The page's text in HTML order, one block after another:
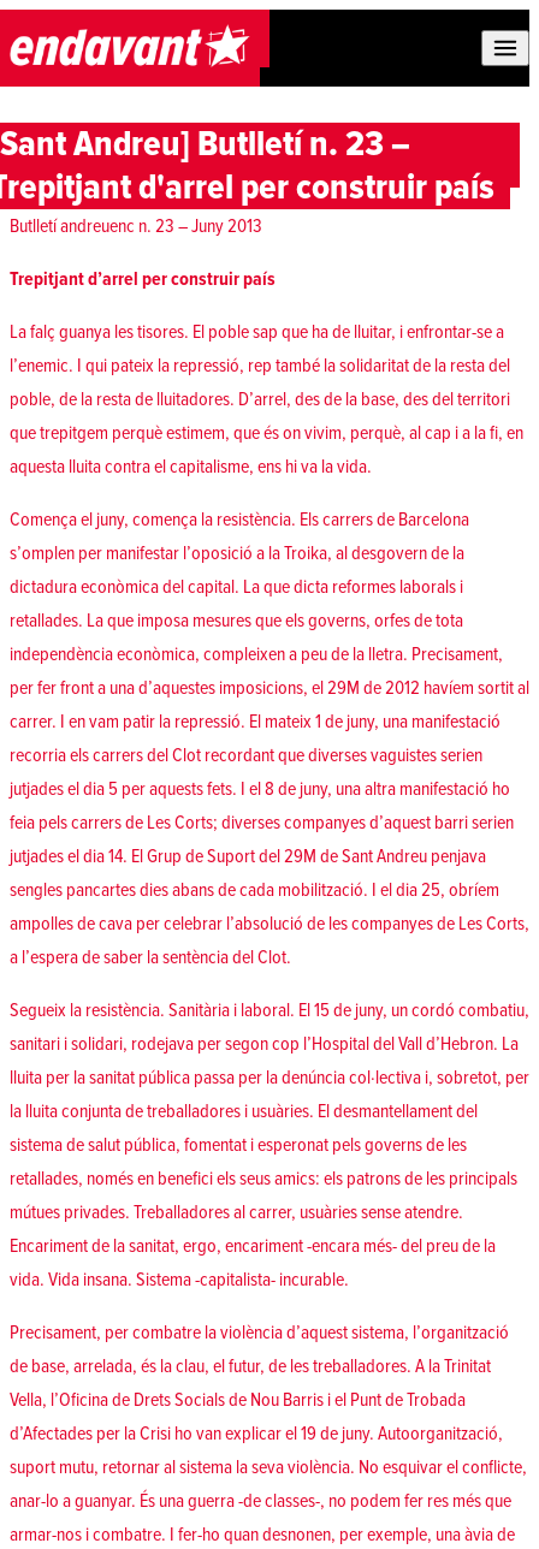
Skip to content
Andreu] Butlletí n. 23 –
d'arrel per construir país
Butlletí andreuenc n. 23 – Juny 2013
Trepitjant d’arrel per construir país
La falç guanya les tisores. El poble sap que ha de lluitar, i enfrontar-se a
l’enemic. I qui pateix la repressió, rep també la solidaritat de la resta del
poble, de la resta de lluitadores. D’arrel, des de la base, des del territori
que trepitgem perquè estimem, que és on vivim, perquè, al cap i a la fi, en
aquesta lluita contra el capitalisme, ens hi va la vida.
Comença el juny, comença la resistència. Els carrers de Barcelona
s’omplen per manifestar l’oposició a la Troika, al desgovern de la
dictadura econòmica del capital. La que dicta reformes laborals i
retallades. La que imposa mesures que els governs, orfes de tota
independència econòmica, compleixen a peu de la lletra. Precisament,
per fer front a una d’aquestes imposicions, el 29M de 2012 havíem sortit al
carrer. I en vam patir la repressió. El mateix 1 de juny, una manifestació
recorria els carrers del Clot recordant que diverses vaguistes serien
jutjades el dia 5 per aquests fets. I el 8 de juny, una altra manifestació ho
feia pels carrers de Les Corts; diverses companyes d’aquest barri serien
jutjades el dia 14. El Grup de Suport del 29M de Sant Andreu penjava
sengles pancartes dies abans de cada mobilització. I el dia 25, obríem
ampolles de cava per celebrar l’absolució de les companyes de Les Corts,
a l’espera de saber la sentència del Clot.
Segueix la resistència. Sanitària i laboral. El 15 de juny, un cordó combatiu,
sanitari i solidari, rodejava per segon cop l’Hospital del Vall d’Hebron. La
lluita per la sanitat pública passa per la denúncia col·lectiva i, sobretot, per
la lluita conjunta de treballadores i usuàries. El desmantellament del
sistema de salut pública, fomentat i esperonat pels governs de les
retallades, només en benefici els seus amics: els patrons de les principals
mútues privades. Treballadores al carrer, usuàries sense atendre.
Encariment de la sanitat, ergo, encariment -encara més- del preu de la
vida. Vida insana. Sistema -capitalista- incurable.
Precisament, per combatre la violència d’aquest sistema, l’organització
de base, arrelada, és la clau, el futur, de les treballadores. A laTrinitat
Vella, l’Oficina de Drets Socialsde Nou Barris i el Punt de Trobada
d’Afectades per la Crisi ho van explicar el 19 de juny. Autoorganització,
suport mutu, retornar al sistema la seva violència. No esquivar el conflicte,
anar-lo a guanyar. És una guerra -de classes-, no podem fer res més que
armar-nos i combatre. I fer-ho quan desnonen, per exemple, una àvia de